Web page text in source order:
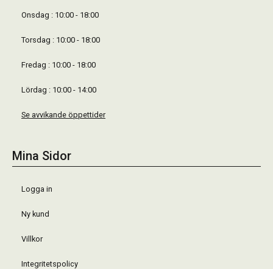
Onsdag : 10:00 - 18:00
Torsdag : 10:00 - 18:00
Fredag : 10:00 - 18:00
Lördag : 10:00 - 14:00
Se avvikande öppettider
Mina Sidor
Logga in
Ny kund
Villkor
Integritetspolicy